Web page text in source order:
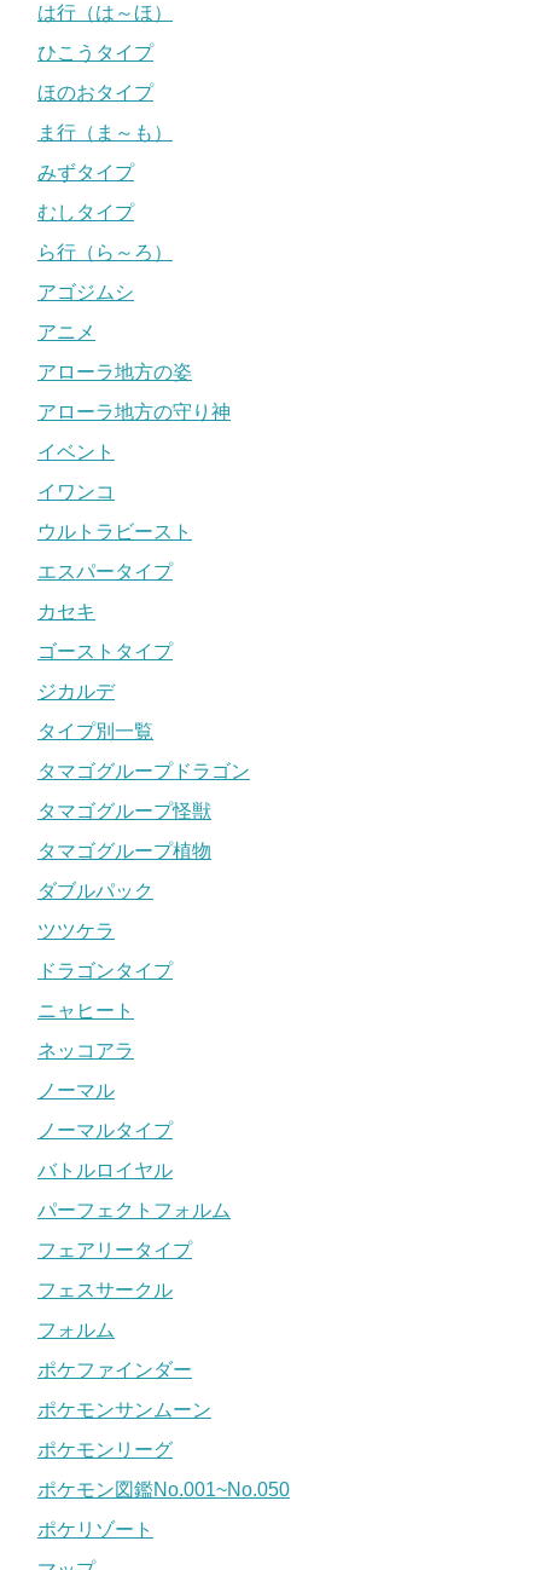
は行（は～ほ）
ひこうタイプ
ほのおタイプ
ま行（ま～も）
みずタイプ
むしタイプ
ら行（ら～ろ）
アゴジムシ
アニメ
アローラ地方の姿
アローラ地方の守り神
イベント
イワンコ
ウルトラビースト
エスパータイプ
カセキ
ゴーストタイプ
ジカルデ
タイプ別一覧
タマゴグループドラゴン
タマゴグループ怪獣
タマゴグループ植物
ダブルパック
ツツケラ
ドラゴンタイプ
ニャヒート
ネッコアラ
ノーマル
ノーマルタイプ
バトルロイヤル
パーフェクトフォルム
フェアリータイプ
フェスサークル
フォルム
ポケファインダー
ポケモンサンムーン
ポケモンリーグ
ポケモン図鑑No.001~No.050
ポケリゾート